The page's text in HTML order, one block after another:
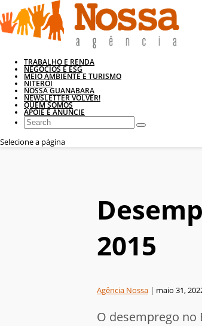
TRABALHO E RENDA
NEGÓCIOS E ESG
MEIO AMBIENTE E TURISMO
NITERÓI
NOSSA GUANABARA
NEWSLETTER VOLVER!
QUEM SOMOS
APOIE E ANUNCIE
Selecione a página
2015
Agência Nossa | maio 31,
O desemprego